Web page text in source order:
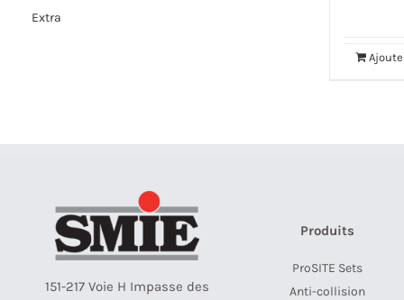
Extra
151-217 Voie H Impasse des
Produits
ProSITE Sets
Anti-collision